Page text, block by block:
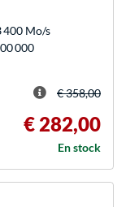
400 Mo/s
000
€ 358,00
€ 282,00
En stock